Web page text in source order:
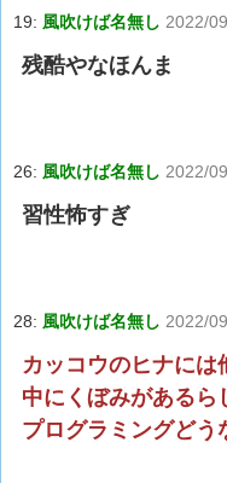
19: 風吹けば名無し 2022/
残酷やなほんま
26: 風吹けば名無し 2022/
習性怖すぎ
28: 風吹けば名無し 2022/
カッコウのヒナに
中にくぼみがあるら
プログラミングどう